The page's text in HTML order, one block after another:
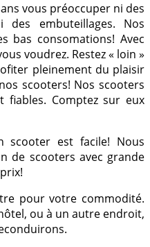
vous préoccuper ni des
embuteillages. Nos
bas consomations! Avec
voudrez. Restez « loin »
pleinement du plaisir
scooters! Nos scooters
fiables. Comptez sur eux
scooter est facile! Nous
de scooters avec grande
pour votre commodité.
ou à un autre endroit,